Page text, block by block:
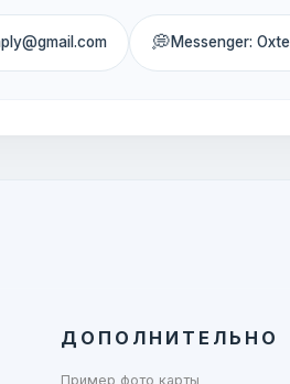
💭Messenger:
ДОПОЛНИТЕЛЬНО
Пример фото карты